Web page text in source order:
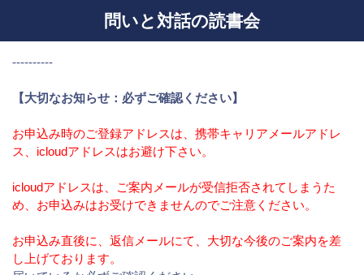
問いと対話の読書会
----------
【大切なお知らせ：必ずご確認ください】
お申込み時のご登録アドレスは、携帯キャリアメールアドレ
ス、icloudアドレスはお避け下さい。
icloudアドレスは、ご案内メールが受信拒否されてしまうた
め、お申込みはお受けできませんのでご注意ください。
お申込み直後に、返信メールにて、大切な今後のご案内を差
し上げております。